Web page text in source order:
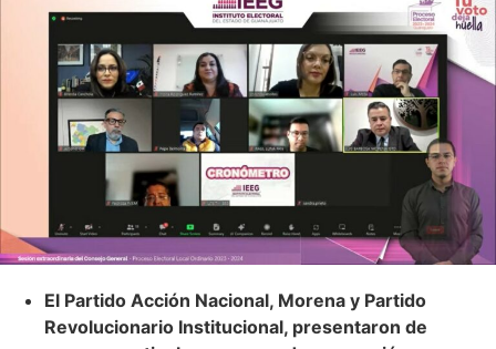
El Partido Acción Nacional, Morena y Partido
Revolucionario Institucional, presentaron de